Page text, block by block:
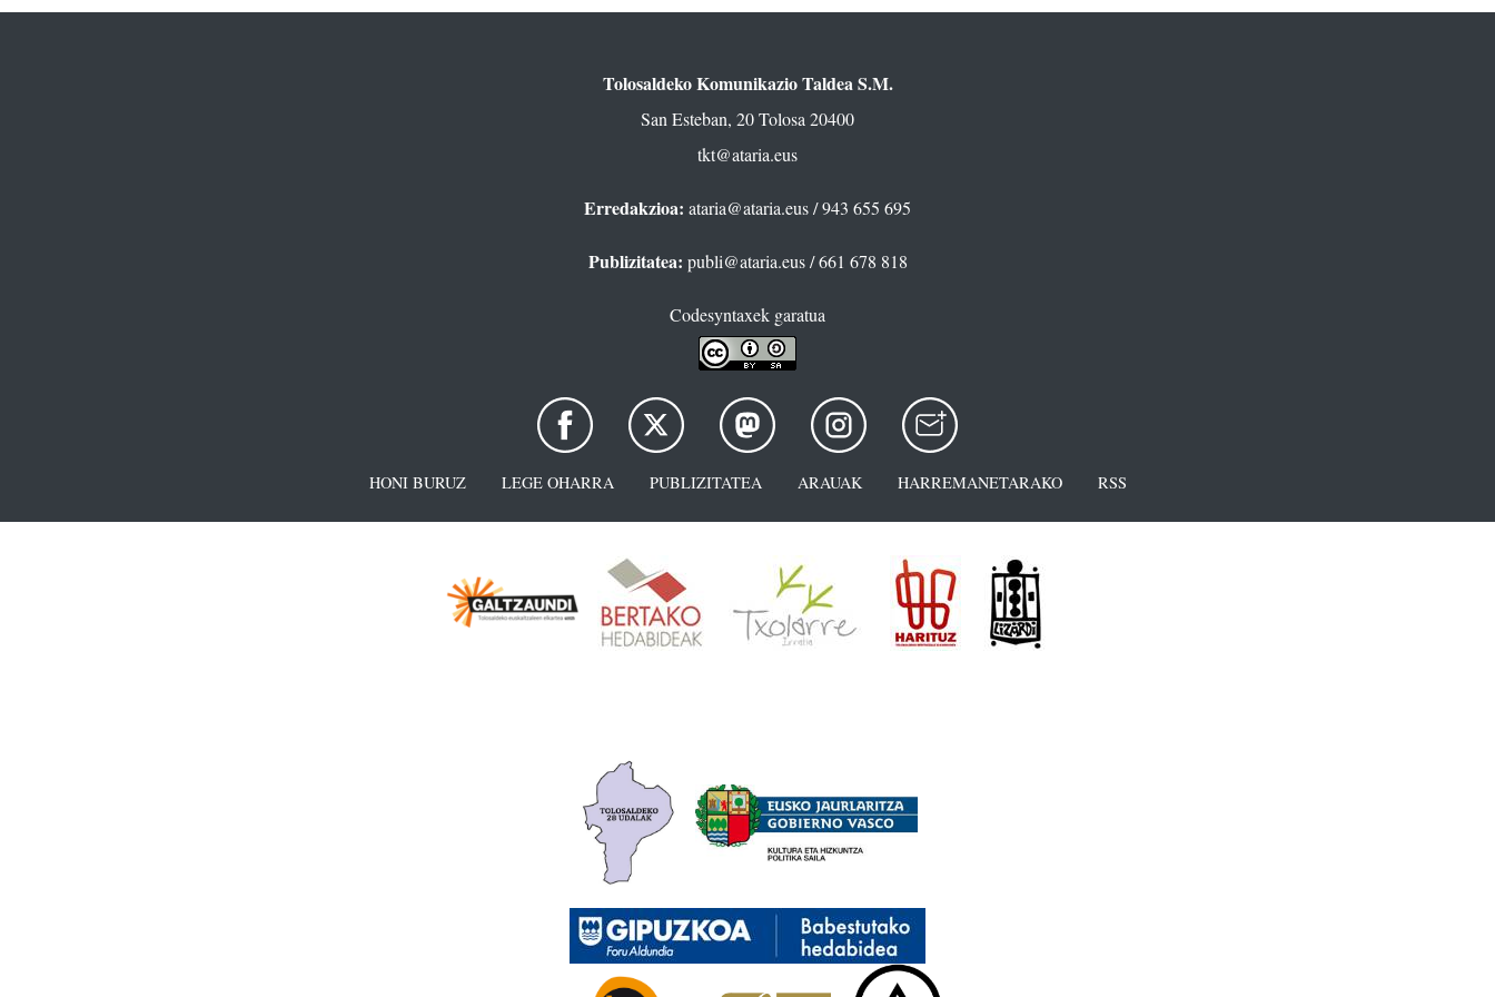
Tolosaldeko Komunikazio Taldea S.M.
San Esteban, 20 Tolosa 20400
tkt@ataria.eus
Erredakzioa: ataria@ataria.eus/ 943 655 695
Publizitatea: publi@ataria.eus/ 661 678 818
Codesyntaxek garatua
HONI BURUZ LEGE OHARRA PUBLIZITATEA ARAUAK HARREMANETARAKO RSS